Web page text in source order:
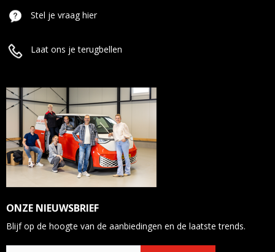
Stel je vraag hier
Laat ons je terugbellen
ONZE NIEUWSBRIEF
Blijf op de hoogte van de aanbiedingen en de laatste trends.